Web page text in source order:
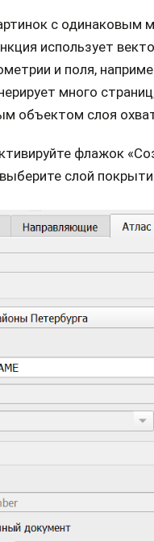
с одинаковым
использует
и поля,
много
объектом слоя
флажок
слой